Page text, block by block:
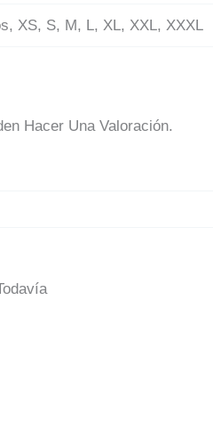
XS, S, M, L, XL, XXL, XXXL
Hacer Una Valoración.